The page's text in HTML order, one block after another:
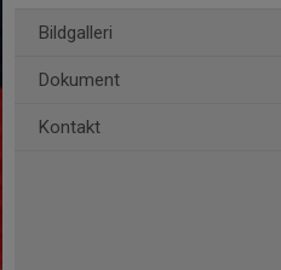
Bildgalleri
Dokument
Kontakt